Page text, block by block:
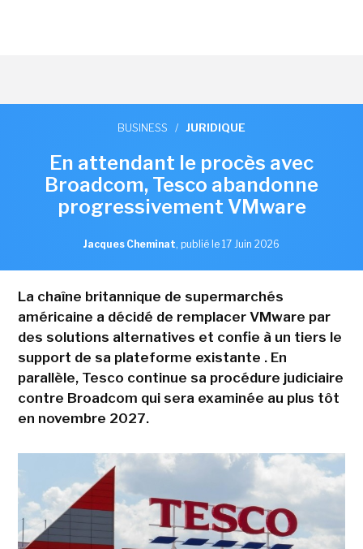
BUSINESS / JURIDIQUE
En attendant le procès avec
Broadcom, Tesco abandonne
progressivement VMware
Jacques Cheminat, publié le 17 Juin 2026
La chaîne britannique de supermarchés
américaine a décidé de remplacer VMware par
des solutions alternatives et confie à un tiers le
support de sa plateforme existante . En
parallèle, Tesco continue sa procédure judiciaire
contre Broadcom qui sera examinée au plus tôt
en novembre 2027.